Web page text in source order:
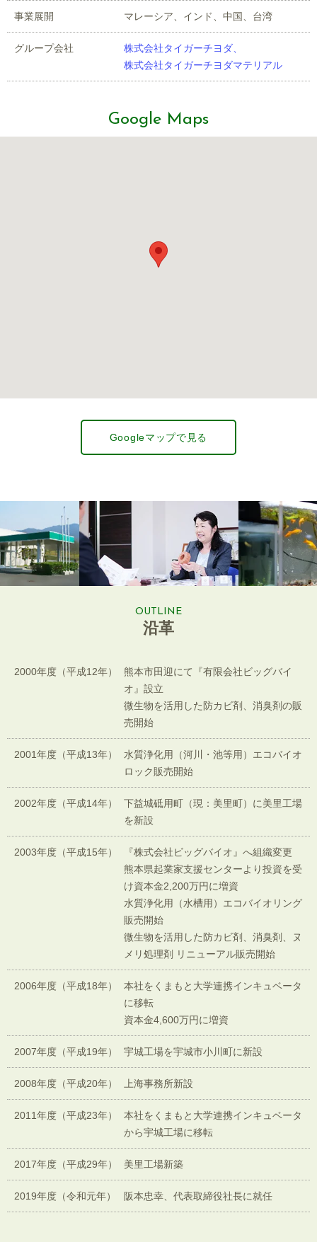
事業展開 マレーシア、インド、中国、台湾
グループ会社
株式会社タイガーチヨダ、
株式会社タイガーチヨダマテリアル
Google Maps
Googleマップで見る
OUTLINE
沿革
2000年度 （平成12年）
熊本市田迎にて『有限会社ビッグバイ
オ』設立
微生物を活用した防カビ剤、消臭剤の販
売開始
2001年度 （平成13年）
水質浄化用（河川・池等用）エコバイオ
ロック販売開始
2002年度 （平成14年）
下益城砥用町（現：美里町）に美里工場
を新設
2003年度 （平成15年）
『株式会社ビッグバイオ』へ組織変更
熊本県起業家支援センターより投資を受
け資本金2,200万円に増資
水質浄化用（水槽用）エコバイオリング
販売開始
微生物を活用した防カビ剤、消臭剤、ヌ
メリ処理剤 リニューアル販売開始
2006年度 （平成18年）
本社をくまもと大学連携インキュベータ
に移転
資本金4,600万円に増資
2007年度 （平成19年） 宇城工場を宇城市小川町に新設
2008年度 （平成20年） 上海事務所新設
2011年度 （平成23年）
本社をくまもと大学連携インキュベータ
から宇城工場に移転
2017年度 （平成29年） 美里工場新築
2019年度 （令和元年） 阪本忠幸、代表取締役社長に就任